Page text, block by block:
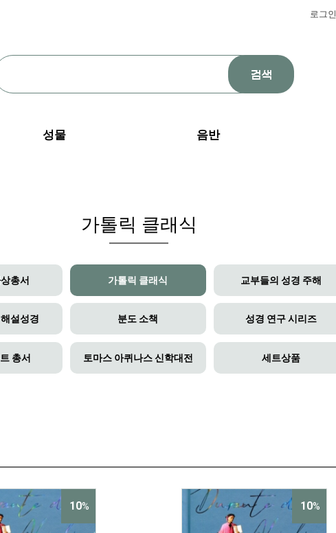
로그인
성물 음반
가톨릭 클래식
총서 가톨릭 클래식 교부들의 성경 주해
설성경 분도 소책 성경 연구 시리즈
총서 토마스 아퀴나스 신학대전 세트상품
10% 10%